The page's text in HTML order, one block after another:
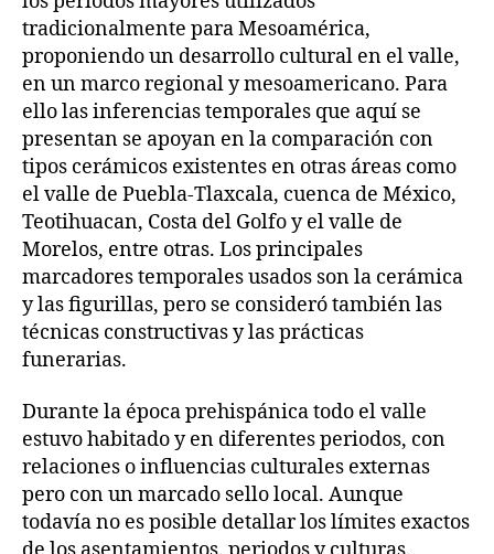
tradicionalmente para Mesoamérica,
proponiendo un desarrollo cultural en el valle,
en un marco regional y mesoamericano. Para
ello las inferencias temporales que aquí se
presentan se apoyan en la comparación con
tipos cerámicos existentes en otras áreas como
el valle de Puebla-Tlaxcala, cuenca de México,
Teotihuacan, Costa del Golfo y el valle de
Morelos, entre otras. Los principales
marcadores temporales usados son la cerámica
y las figurillas, pero se consideró también las
técnicas constructivas y las prácticas
funerarias.
Durante la época prehispánica todo el valle
estuvo habitado y en diferentes periodos, con
relaciones o influencias culturales externas
pero con un marcado sello local. Aunque
todavía no es posible detallar los límites exactos